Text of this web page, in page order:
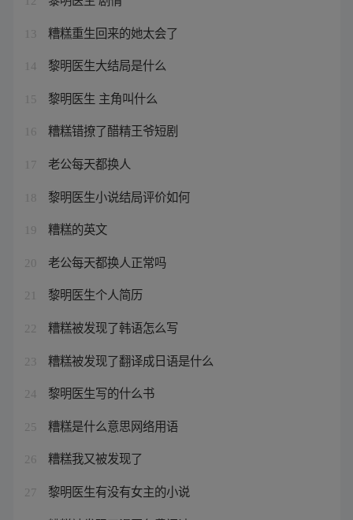
13 糟糕重生回来的她太会了
14 黎明医生大结局是什么
15 黎明医生 主角叫什么
16 糟糕错撩了醋精王爷短剧
17 老公每天都换人
18 黎明医生小说结局评价如何
19 糟糕的英文
20 老公每天都换人正常吗
21 黎明医生个人简历
22 糟糕被发现了韩语怎么写
23 糟糕被发现了翻译成日语是什么
24 黎明医生写的什么书
25 糟糕是什么意思网络用语
26 糟糕我又被发现了
27 黎明医生有没有女主的小说